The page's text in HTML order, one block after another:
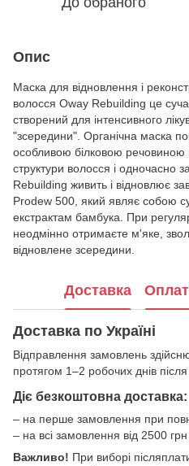
Опис
Маска для відновлення і
волосся Oway Rebuilding це
створений для інтенсивного
"зсередини". Органічна маска
особливою білковою речовиною
структури волосся і одночасно
Rebuilding живить і відновлює
Prodew 500, який являє собою
екстрактам бамбука. При
неодмінно отримаєте м'яке,
відновлене зсередини.
Доставка
Доставка по Україні
Відправлення замовлень
протягом 1–2 робочих днів
Діє безкоштовна доставка:
– на перше замовлення при
– на всі замовлення від 2500
Важливо! При виборі